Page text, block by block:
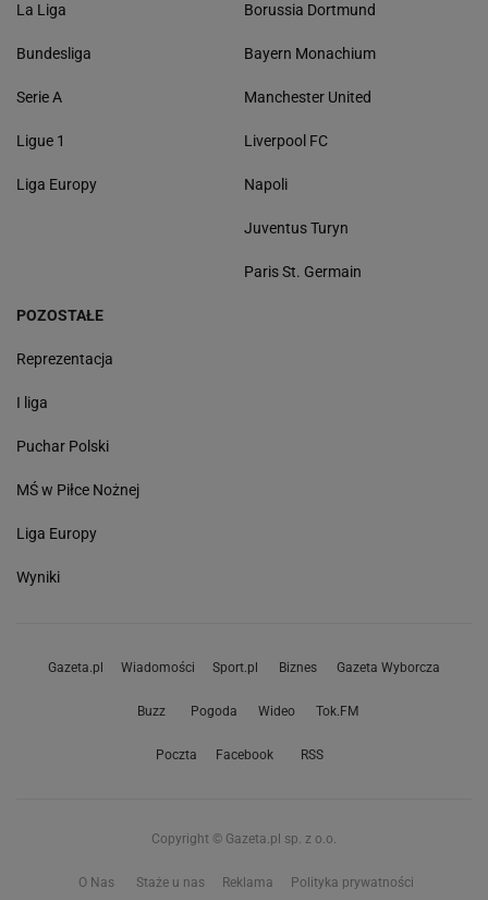
La Liga
Bundesliga
Serie A
Ligue 1
Liga Europy
Borussia Dortmund
Bayern Monachium
Manchester United
Liverpool FC
Napoli
Juventus Turyn
Paris St. Germain
POZOSTAŁE
Reprezentacja
I liga
Puchar Polski
MŚ w Piłce Nożnej
Liga Europy
Wyniki
Gazeta.pl Wiadomości Sport.pl Biznes Gazeta Wyborcza
Buzz Pogoda Wideo Tok.FM
Poczta Facebook RSS
Copyright © Gazeta.pl sp. z o.o.
O Nas Staże u nas Reklama Polityka prywatności